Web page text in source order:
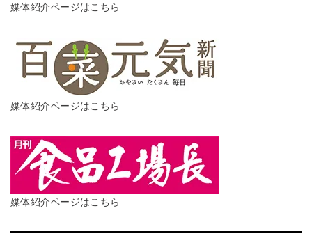
媒体紹介ページはこちら
媒体紹介ページはこちら
媒体紹介ページはこちら